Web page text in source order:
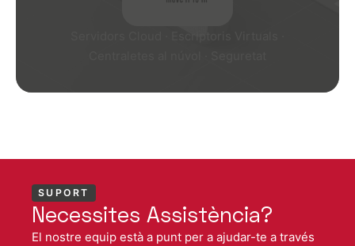
SUPORT
Necessites Assistència?
El nostre equip està a punt per a ajudar-te a través